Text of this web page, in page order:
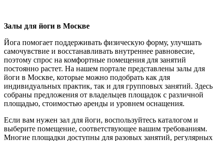
Залы для йоги в Москве
Йога помогает поддерживать физическую форму, улучшать
самочувствие и восстанавливать внутреннее равновесие,
поэтому спрос на комфортные помещения для занятий
постоянно растет. На нашем портале представлены залы для
йоги в Москве, которые можно подобрать как для
индивидуальных практик, так и для групповых занятий. Здесь
собраны предложения от владельцев площадок с различной
площадью, стоимостью аренды и уровнем оснащения.
Если вам нужен зал для йоги, воспользуйтесь каталогом и
выберите помещение, соответствующее вашим требованиям.
Многие площадки доступны для разовых занятий, регулярных